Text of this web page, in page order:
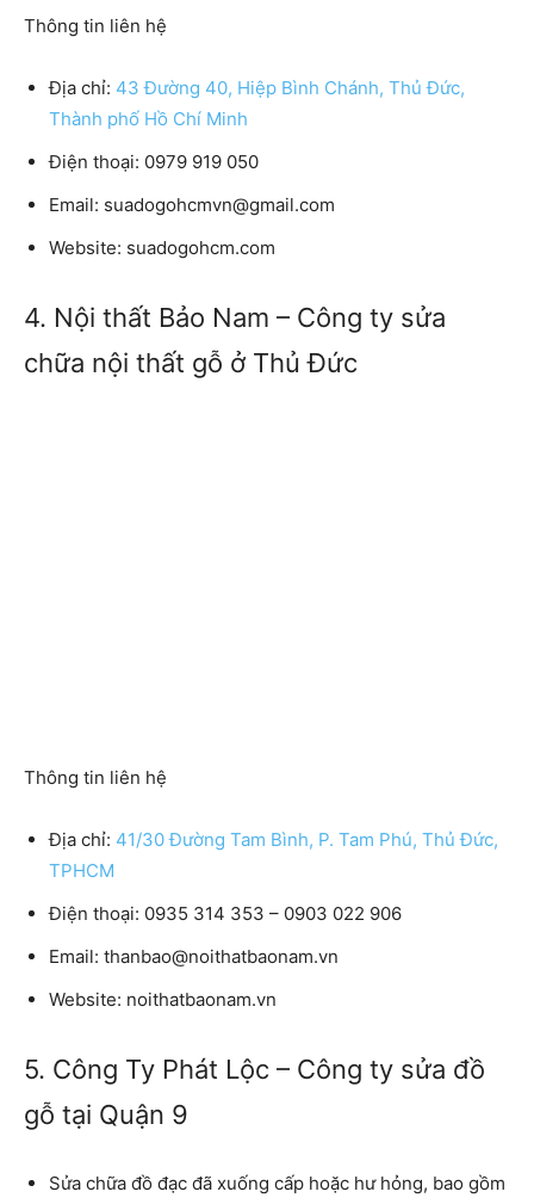
Thông tin liên hệ
Địa chỉ: 43 Đường 40, Hiệp Bình Chánh, Thủ Đức,
Thành phố Hồ Chí Minh
Điện thoại: 0979 919 050
Email: suadogohcmvn@gmail.com
Website: suadogohcm.com
4. Nội thất Bảo Nam – Công ty sửa
chữa nội thất gỗ ở Thủ Đức
Thông tin liên hệ
Địa chỉ: 41/30 Đường Tam Bình, P. Tam Phú, Thủ Đức,
TPHCM
Điện thoại: 0935 314 353 – 0903 022 906
Email: thanbao@noithatbaonam.vn
Website: noithatbaonam.vn
5. Công Ty Phát Lộc – Công ty sửa đồ
gỗ tại Quận 9
Sửa chữa đồ đạc đã xuống cấp hoặc hư hỏng, bao gồm